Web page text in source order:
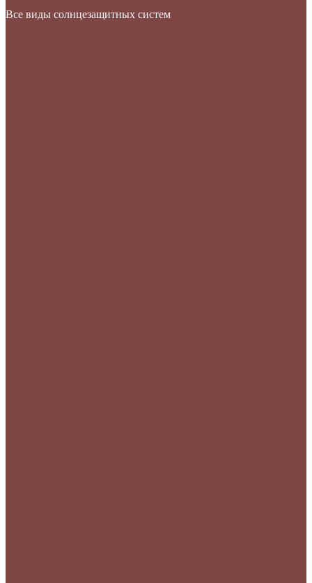
Все виды солнцезащитных систем